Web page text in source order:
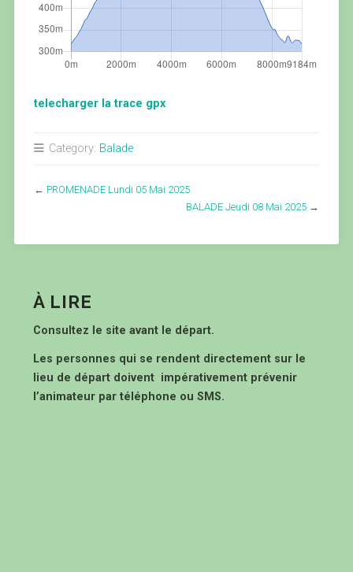
telecharger la trace gpx
Category: Balade
← PROMENADE Lundi 05 Mai 2025
BALADE Jeudi 08 Mai 2025 →
À LIRE
Consultez le site avant le départ.
Les personnes qui se rendent directement sur le
lieu de départ doivent impérativement prévenir
l’animateur par téléphone ou SMS.